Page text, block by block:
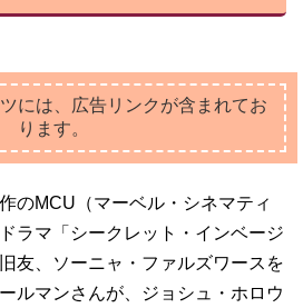
には、広告リンクが含まれてお
ります。
のMCU（マーベル・シネマティ
ラマ「シークレット・インベージ
友、ソーニャ・ファルズワースを
ルマンさんが、ジョシュ・ホロウ